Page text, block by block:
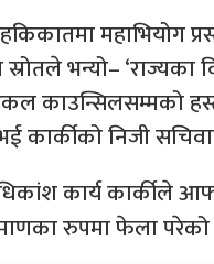
महाभियोग
भन्यो– ‘राज्यका
काउन्सिलसम्मको
निजी
कार्य कार्कीले
रुपमा फेला